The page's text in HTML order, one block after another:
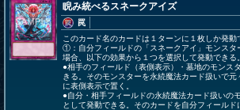
睨み統べるスネークアイズ
罠
このカード名のカードは１ターンに１枚しか発動
①：自分フィールドの「スネークアイ」モンスタ
場合、以下の効果から１つを選択して発動できる。
●相手のフィールド（表側表示）・墓地のモンス
きる。そのモンスターを永続魔法カード扱いで
に表側表示で置く。
●自分・相手フィールドの永続魔法カード扱いの
として発動できる。そのカードを自分フィールド